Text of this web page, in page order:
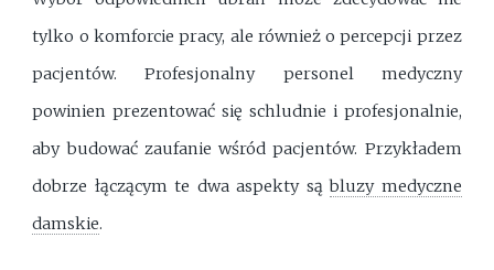
tylko o komforcie pracy, ale również o percepcji przez
pacjentów. Profesjonalny personel medyczny
powinien prezentować się schludnie i profesjonalnie,
aby budować zaufanie wśród pacjentów. Przykładem
dobrze łączącym te dwa aspekty sąbluzy medyczne
damskie.